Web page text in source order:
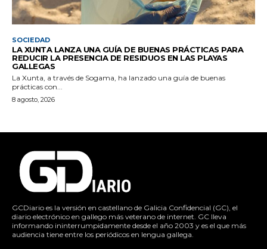
SOCIEDAD
LA XUNTA LANZA UNA GUÍA DE BUENAS PRÁCTICAS PARA
REDUCIR LA PRESENCIA DE RESIDUOS EN LAS PLAYAS
GALLEGAS
La Xunta, a través de Sogama, ha lanzado una guía de buenas
prácticas con...
8 agosto, 2026
GCDiario es la versión en castellano de Galicia Confidencial (GC), el
diario electrónico en gallego más veterano de internet. GC lleva
informando ininterrumpidamente desde el año 2003 y es el que más
audiencia tiene entre los periódicos en lengua gallega.